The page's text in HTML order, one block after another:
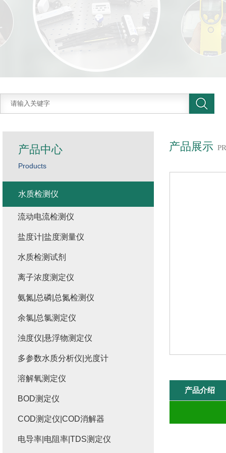
产品展示
产品介绍
产品中心
Products
水质检测仪
流动电流检测仪
盐度计|盐度测量仪
水质检测试剂
离子浓度测定仪
氨氮|总磷|总氮检测仪
余氯|总氯测定仪
浊度仪|悬浮物测定仪
多参数水质分析仪|光度计
溶解氧测定仪
BOD测定仪
COD测定仪|COD消解器
电导率|电阻率|TDS测定仪